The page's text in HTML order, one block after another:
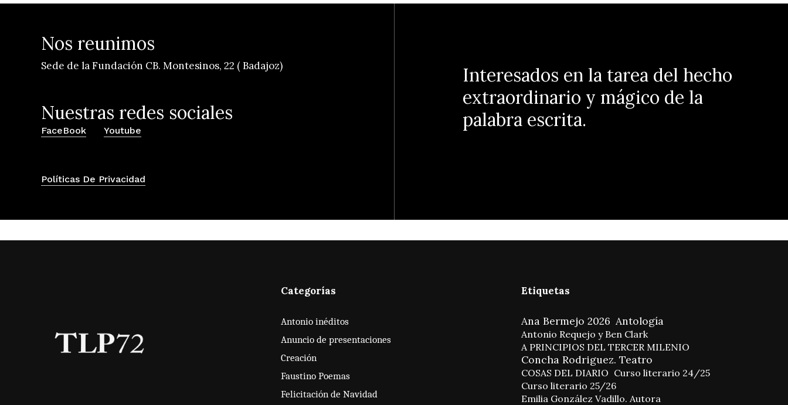
Nos reunimos
Sede de la Fundación CB. Montesinos, 22 ( Badajoz)
Nuestras redes sociales
FaceBook Youtube
Políticas De Privacidad
Interesados en la tarea del hecho
extraordinario y mágico de la
palabra escrita.
Categorías
Antonio inéditos
Anuncio de presentaciones
Creación
Faustino Poemas
Felicitación de Navidad
Etiquetas
Ana Bermejo 2026 Antología
Antonio Requejo y Ben Clark
A PRINCIPIOS DEL TERCER MILENIO
Concha Rodriguez. Teatro
COSAS DEL DIARIO Curso literario 24/25
Curso literario 25/26
Emilia González Vadillo. Autora